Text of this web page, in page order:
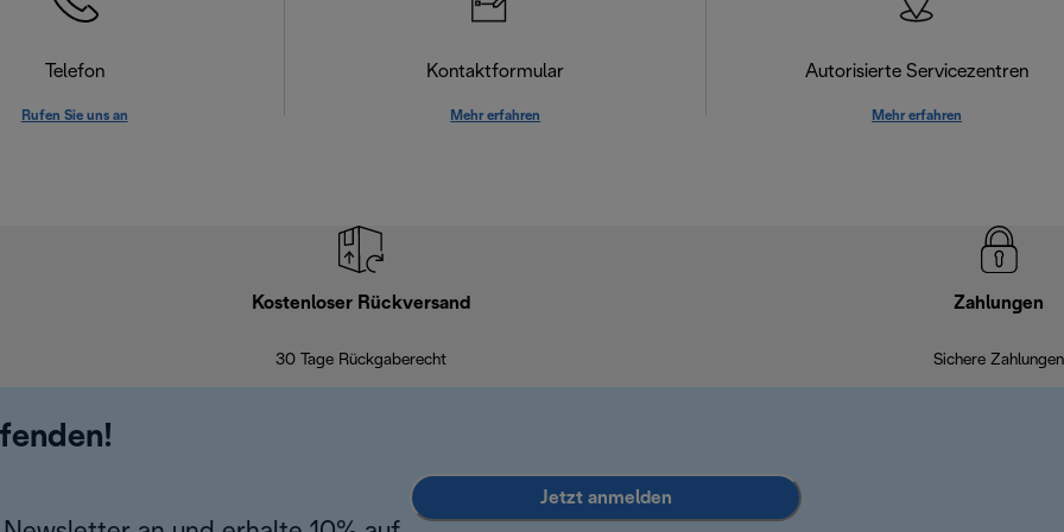
Telefon
Rufen Sie uns an
Kontaktformular
Mehr erfahren
Autorisierte Servicezentren
Mehr erfahren
Kostenloser Rückversand
30 Tage Rückgaberecht
Zahlungen
Sichere Zahlungen
Jetzt anmelden